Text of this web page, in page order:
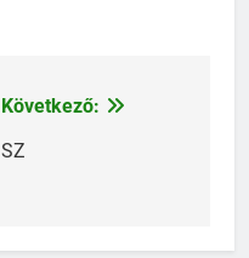
Következő:
SZ